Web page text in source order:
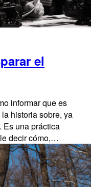
el
informar que es
historia sobre, ya
Es una práctica
decir cómo,…